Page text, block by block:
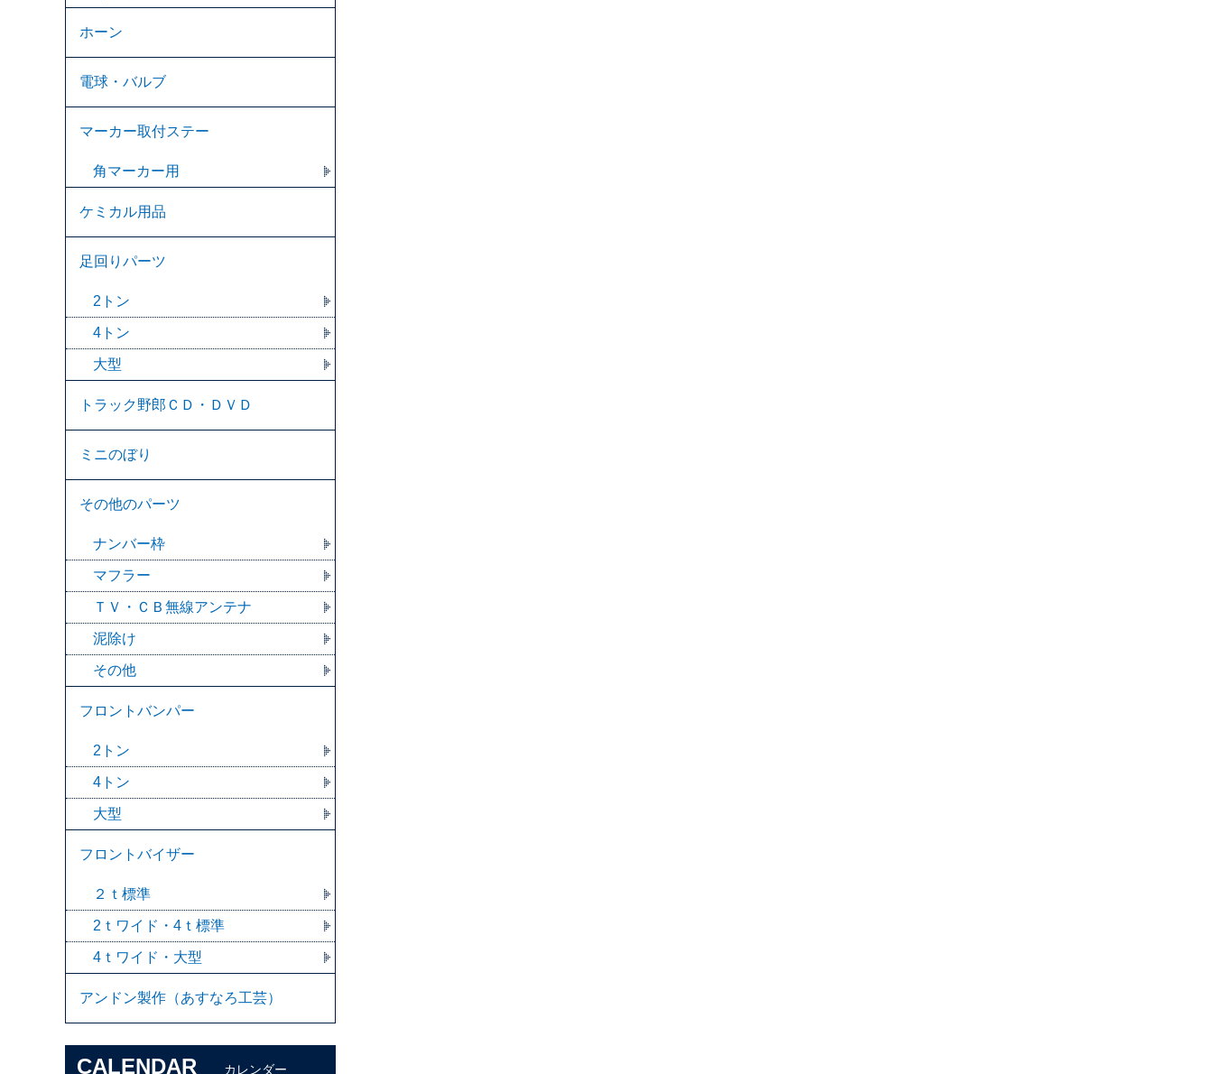
ホーン
電球・バルブ
マーカー取付ステー
角マーカー用
ケミカル用品
足回りパーツ
2トン
4トン
大型
トラック野郎ＣＤ・ＤＶＤ
ミニのぼり
その他のパーツ
ナンバー枠
マフラー
ＴＶ・ＣＢ無線アンテナ
泥除け
その他
フロントバンパー
2トン
4トン
大型
フロントバイザー
２ｔ標準
2ｔワイド・4ｔ標準
4ｔワイド・大型
アンドン製作（あすなろ工芸）
CALENDAR カレンダー